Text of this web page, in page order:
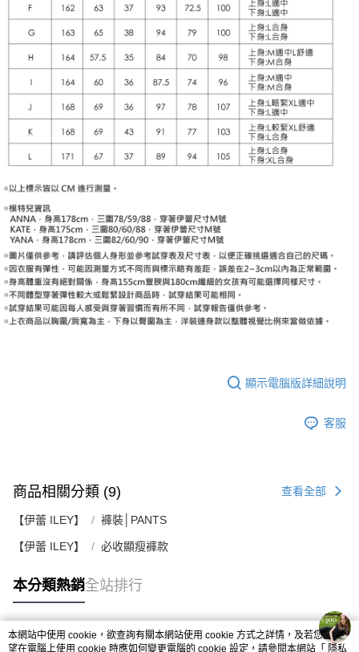
顯示電腦版詳細說明
客服
商品相關分類 (9) 查看全部
【伊蕾 ILEY】 褲裝│PANTS
【伊蕾 ILEY】 必收顯瘦褲款
本分類熱銷全站排行
熱門標籤
本網站中使用 cookie，欲查詢有關本網站使用 cookie 方式之詳情，及若您不希
望在電腦上使用 cookie 時應如何變更電腦的 cookie 設定，請參閱本網站「 隱私